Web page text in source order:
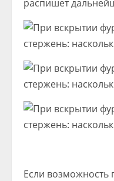
распишет
Если возможность